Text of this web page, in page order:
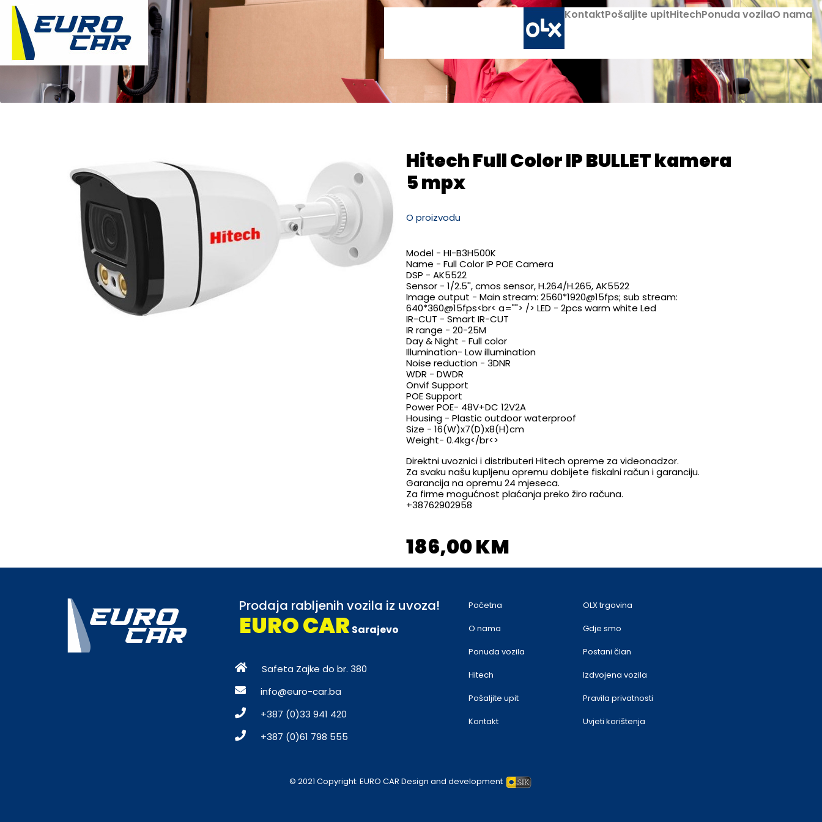
O nama
Ponuda vozila
Hitech
Pošaljite upit
Kontakt
Hitech Full Color IP BULLET kamera
5 mpx
O proizvodu
Model - HI-B3H500K
Name - Full Color IP POE Camera
DSP - AK5522
Sensor - 1/2.5'', cmos sensor, H.264/H.265, AK5522
Image output - Main stream: 2560*1920@15fps; sub stream:
640*360@15fps<br< a=""> /> LED - 2pcs warm white Led
IR-CUT - Smart IR-CUT
IR range - 20-25M
Day & Night - Full color
Illumination- Low illumination
Noise reduction - 3DNR
WDR - DWDR
Onvif Support
POE Support
Power POE- 48V+DC 12V2A
Housing - Plastic outdoor waterproof
Size - 16(W)x7(D)x8(H)cm
Weight- 0.4kg</br<>
Direktni uvoznici i distributeri Hitech opreme za videonadzor.
Za svaku našu kupljenu opremu dobijete fiskalni račun i garanciju.
Garancija na opremu 24 mjeseca.
Za firme mogućnost plaćanja preko žiro računa.
+38762902958
186,00 KM
Prodaja rabljenih vozila iz uvoza!
EURO CAR Sarajevo
Safeta Zajke do br. 380
info@euro-car.ba
+387 (0)33 941 420
+387 (0)61 798 555
Početna
O nama
Ponuda vozila
Hitech
Pošaljite upit
Kontakt
OLX trgovina
Gdje smo
Postani član
Izdvojena vozila
Pravila privatnosti
Uvjeti korištenja
© 2021 Copyright: EURO CAR Design and development